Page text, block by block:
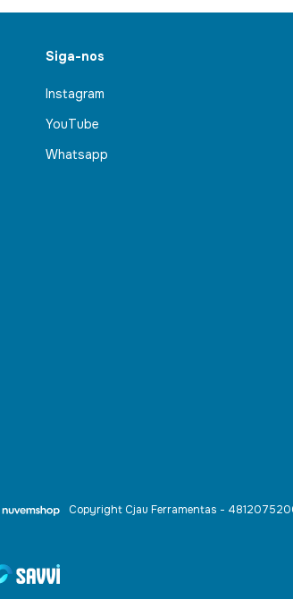
Siga-nos
Instagram
YouTube
Whatsapp
Copyright Cjau Ferramentas -